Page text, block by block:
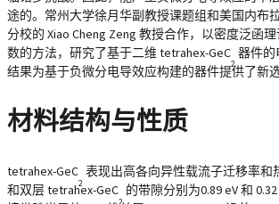
途的。常州大学徐月华副教授课题组和美国内布
分校的 Xiao Cheng Zeng 教授合作，以密度泛函
数的方法，研究了基于二维 tetrahex-GeC
2
器件的
结果为基于负微分电导效应构建的器件提供了新选
材料结构与性质
tetrahex-GeC
2
表现出高各向异性载流子迁移率和
和双层 tetrahex-GeC
2
的带隙分别为0.89 eV 和